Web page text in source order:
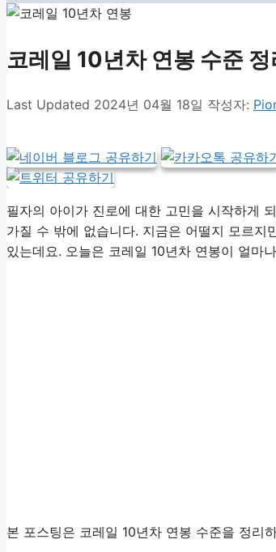
코레일 10년차 연봉 수준 정
2024년 04월 18일 작성자:
필자의 아이가 진로에 대한 고민을 시작하게
가질 수 밖에 없습니다. 지금은 어떨지 모르지
있는데요. 오늘은 코레일 10년차 연봉이 얼마
본 포스팅은 코레일 10년차 연봉 수준을 정리